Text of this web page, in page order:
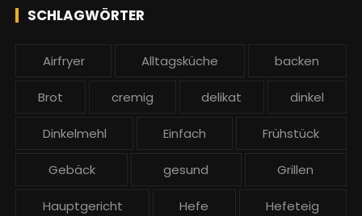
:
e SCHLAGWÖRTER
Airfryer Alltagsküche backen
Brot cremig delikat dinkel
Dinkelmehl Einfach Frühstück
Gebäck gesund Grillen
Hauptgericht Hefe Hefeteig